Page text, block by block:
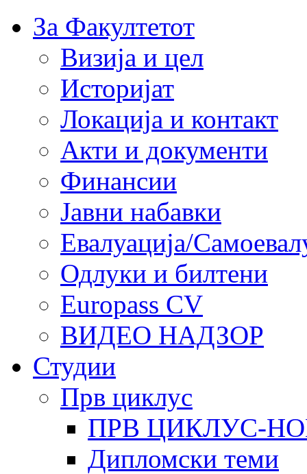
За Факултетот
Визија и цел
Историјат
Локација и контакт
Акти и документи
Финансии
Јавни набавки
Евалуација/
Одлуки и билтени
Europass CV
ВИДЕО НАДЗОР
Студии
Прв циклус
ПРВ ЦИКЛУС-
Дипломски теми